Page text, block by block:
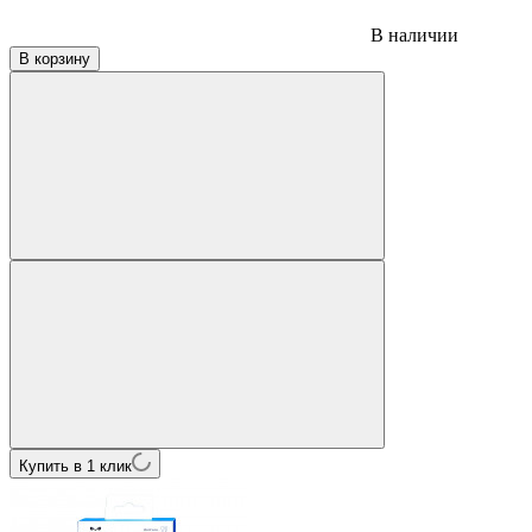
В наличии
В корзину
Купить в 1 клик